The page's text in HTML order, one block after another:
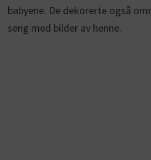
babyene. De dekorerte også
seng med bilder av henne.